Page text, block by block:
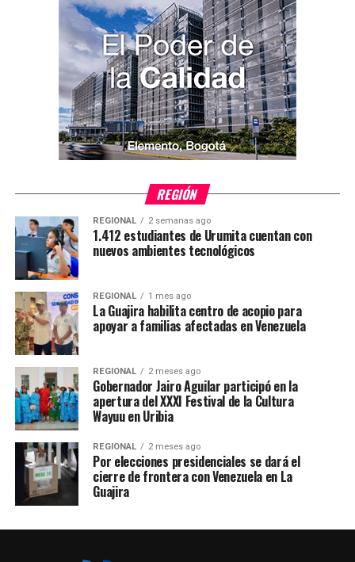
REGIÓN
REGIONAL 2 semanas ago
1.412 estudiantes de Urumita cuentan con
nuevos ambientes tecnológicos
REGIONAL 1 mes ago
La Guajira habilita centro de acopio para
apoyar a familias afectadas en Venezuela
REGIONAL 2 meses ago
Gobernador Jairo Aguilar participó en la
apertura del XXXI Festival de la Cultura
Wayuu en Uribia
REGIONAL 2 meses ago
Por elecciones presidenciales se dará el
cierre de frontera con Venezuela en La
Guajira